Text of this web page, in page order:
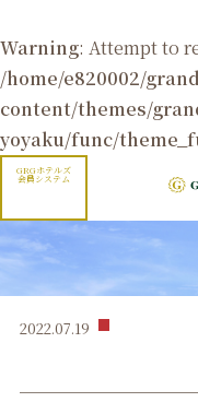
Warning: Attempt to
/home/e820002/
content/themes/
yoyaku/func/
GRGホテルズ
会員システム
2022.07.19